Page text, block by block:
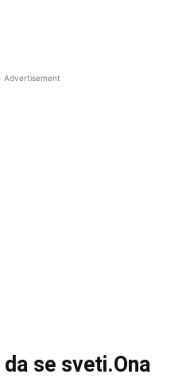
Advertisement
se sveti.Ona